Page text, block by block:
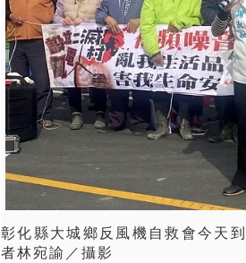
彰化縣大城鄉反風機自救會今天
者林宛諭／攝影